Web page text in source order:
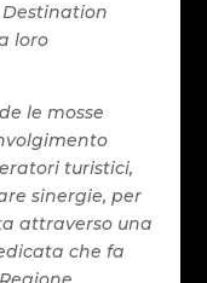
Destination
loro
le mosse
turistici,
sinergie, per
attraverso una
che fa